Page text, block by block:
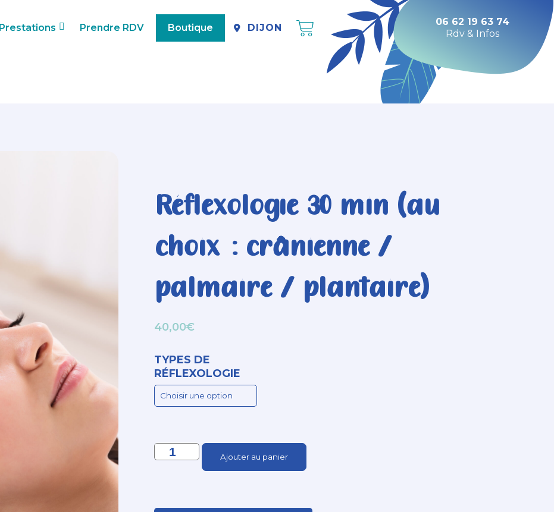
Prestations Prendre RDV Boutique DIJON
06 62 19 63 74
Rdv & Infos
Réflexologie 30 min (au
choix : crânienne /
palmaire / plantaire)
40,00€
TYPES DE
RÉFLEXOLOGIE
Ajouter au panier